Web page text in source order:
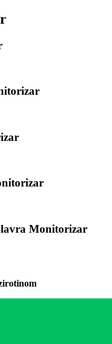
Monitorizar